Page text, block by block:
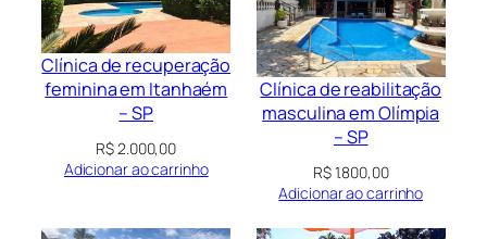
Clínica de recuperação
feminina em Itanhaém
– SP
R$2.000,00
Adicionar ao carrinho
Clínica de reabilitação
masculina em Olímpia
– SP
R$1.800,00
Adicionar ao carrinho